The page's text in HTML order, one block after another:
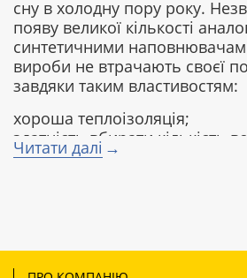
сну в холодну пору року.
появу великої кількості
синтетичними
вироби не втрачають своєї
завдяки таким властивостям:
хороша теплоізоляція;
здатність вбирати кількість
становить 30% ваги самого
має структуру, що добре
багато видів вовни має цілющі
Читати далі